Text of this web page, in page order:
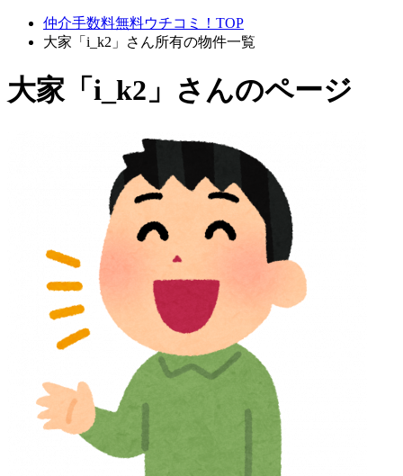
仲介手数料無料ウチコミ！TOP
大家「i_k2」さん所有の物件一覧
大家「i_k2」さんのページ